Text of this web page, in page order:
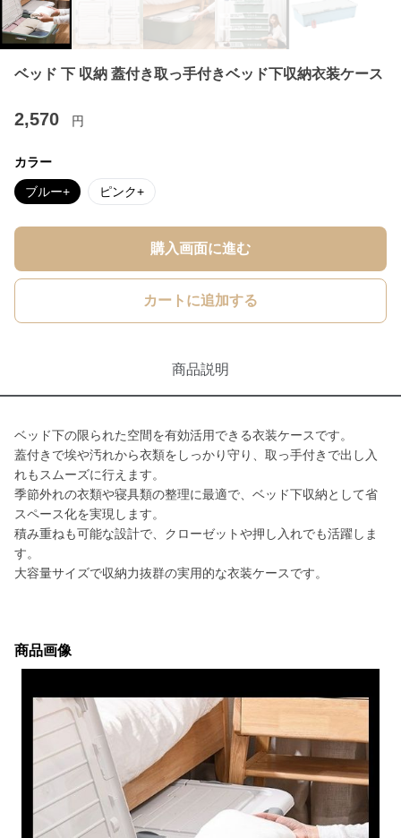
ベッド 下 収納 蓋付き取っ手付きベッド下収納衣装ケース
2,570 円
カラー
ブルー+ ピンク+
購入画面に進む
カートに追加する
商品説明
ベッド下の限られた空間を有効活用できる衣装ケースです。
蓋付きで埃や汚れから衣類をしっかり守り、取っ手付きで出し入
れもスムーズに行えます。
季節外れの衣類や寝具類の整理に最適で、ベッド下収納として省
スペース化を実現します。
積み重ねも可能な設計で、クローゼットや押し入れでも活躍しま
す。
大容量サイズで収納力抜群の実用的な衣装ケースです。
商品画像